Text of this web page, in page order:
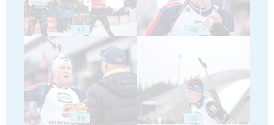
47 48
49 50